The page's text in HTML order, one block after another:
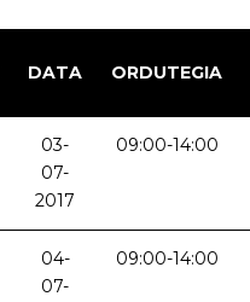
DATA ORDUTEGIA
03-
07-
2017
09:00-14:00
04-
07-
09:00-14:00